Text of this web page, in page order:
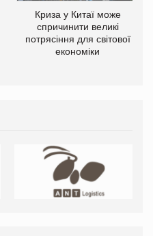
Криза у Китаї може
спричинити великі
потрясіння для світової
економіки